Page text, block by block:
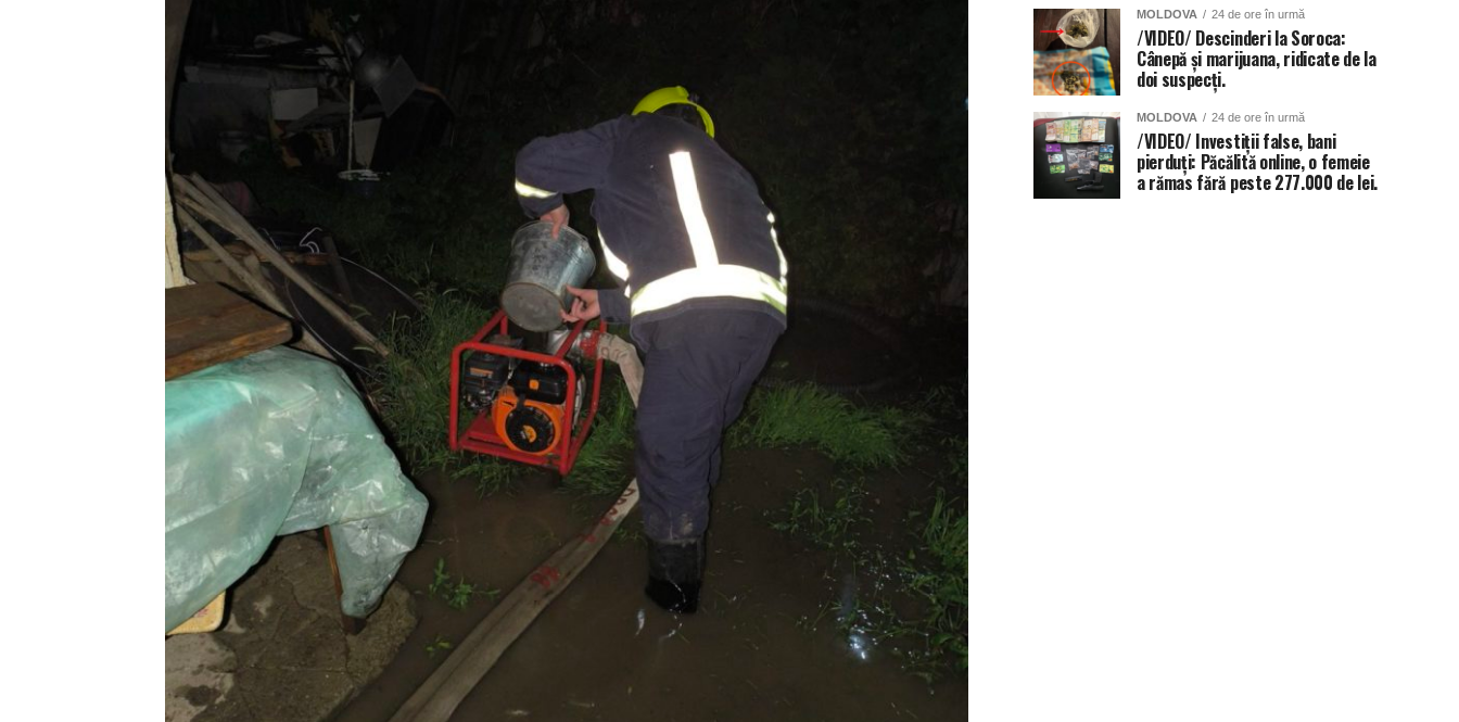
MOLDOVA 24 de ore în urmă
/VIDEO/ Descinderi la Soroca:
Cânepă și marijuana, ridicate de la
doi suspecți.
MOLDOVA 24 de ore în urmă
/VIDEO/ Investiții false, bani
pierduți: Păcălită online, o femeie
a rămas fără peste 277.000 de lei.